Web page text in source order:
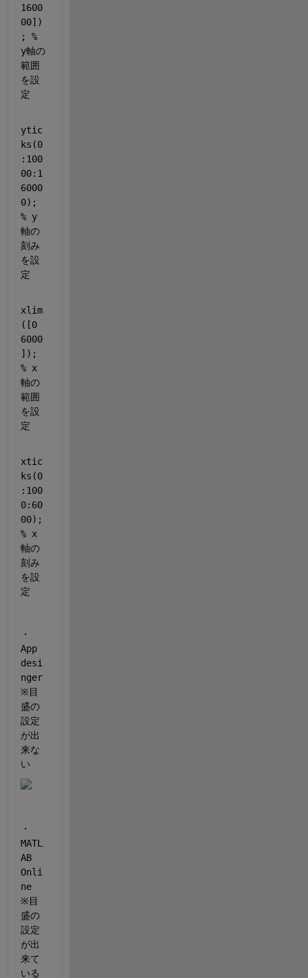
1600
00])
; %
y軸の
範囲
を設
定
ytic
ks(0
:100
00:1
6000
% y
軸の
刻み
を設
定
xlim
([0
6000
% x
軸の
範囲
を設
定
xtic
ks(0
:100
0:60
% x
軸の
刻み
を設
定
・
App
desi
nger
※目
盛の
設定
が出
来な
い
・
MATL
AB
Onli
ne
※目
盛の
設定
が出
来て
いる